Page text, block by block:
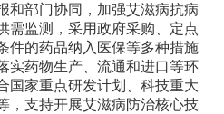
和部门协同，加强艾滋病抗病
需监测，采用政府采购、定点
件的药品纳入医保等多种措施
实药物生产、流通和进口等环
国家重点研发计划、科技重大
，支持开展艾滋病防治核心技